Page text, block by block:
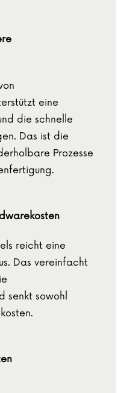
eine
die schnelle
Das ist die
Prozesse
reicht eine
Das vereinfacht
senkt sowohl